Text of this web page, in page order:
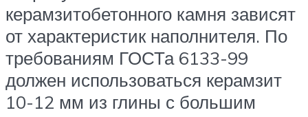
керамзитобетонного камня зависят
от характеристик наполнителя. По
требованиям ГОСТа 6133-99
должен использоваться керамзит
10-12 мм из глины с большим